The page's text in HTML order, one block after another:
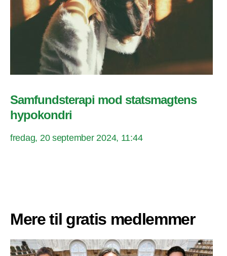
Samfundsterapi mod statsmagtens
hypokondri
fredag, 20 september 2024, 11:44
Mere til gratis medlemmer